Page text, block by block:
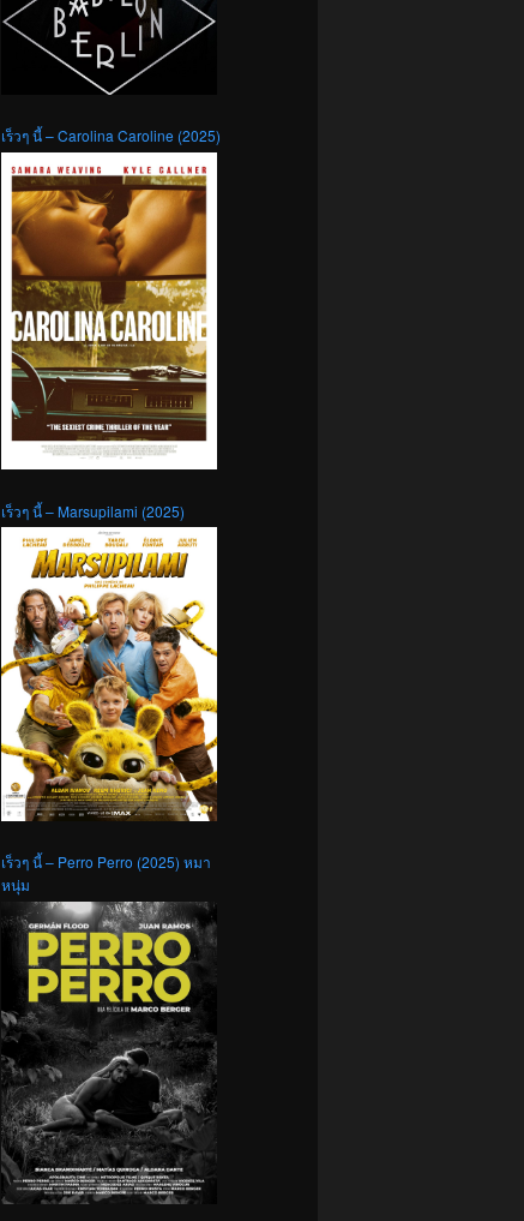
เร็วๆ นี้ – Carolina Caroline (2025)
เร็วๆ นี้ – Marsupilami (2025)
เร็วๆ นี้ – Perro Perro (2025) หมา
หนุ่ม